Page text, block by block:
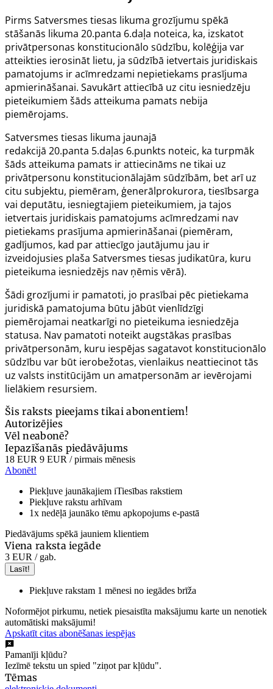
Pirms Satversmes tiesas likuma grozījumu spēkā
stāšanās likuma 20.panta 6.daļa noteica, ka, izskatot
privātpersonas konstitucionālo sūdzību, kolēģija var
atteikties ierosināt lietu, ja sūdzībā ietvertais juridiskais
pamatojums ir acīmredzami nepietiekams prasījuma
apmierināšanai. Savukārt attiecībā uz citu iesniedzēju
pieteikumiem šāds atteikuma pamats nebija
piemērojams.
Satversmes tiesas likuma jaunajā
redakcijā 20.panta 5.daļas 6.punkts noteic, ka turpmāk
šāds atteikuma pamats ir attiecināms ne tikai uz
privātpersonu konstitucionālajām sūdzībām, bet arī uz
citu subjektu, piemēram, ģenerālprokurora, tiesībsarga
vai deputātu, iesniegtajiem pieteikumiem, ja tajos
ietvertais juridiskais pamatojums acīmredzami nav
pietiekams prasījuma apmierināšanai (piemēram,
gadījumos, kad par attiecīgo jautājumu jau ir
izveidojusies plaša Satversmes tiesas judikatūra, kuru
pieteikuma iesniedzējs nav ņēmis vērā).
Šādi grozījumi ir pamatoti, jo prasībai pēc pietiekama
juridiskā pamatojuma būtu jābūt vienlīdzīgi
piemērojamai neatkarīgi no pieteikuma iesniedzēja
statusa. Nav pamatoti noteikt augstākas prasības
privātpersonām, kuru iespējas sagatavot konstitucionālo
sūdzību var būt ierobežotas, vienlaikus neattiecinot tās
uz valsts institūcijām un amatpersonām ar ievērojami
lielākiem resursiem.
Šis raksts pieejams tikai abonentiem!
Autorizējies
Vēl neabonē?
Iepazīšanās piedāvājums
18 EUR 9 EUR / pirmais mēnesis
Abonēt!
Piekļuve jaunākajiem iTiesības rakstiem
Piekļuve rakstu arhīvam
1x nedēļā jaunāko tēmu apkopojums e-pastā
Piedāvājums spēkā jauniem klientiem
Viena raksta iegāde
3 EUR / gab.
Lasīt!
Piekļuve rakstam 1 mēnesi no iegādes brīža
Noformējot pirkumu, netiek piesaistīta maksājumu karte un nenotiek
automātiski maksājumi!
Apskatīt citas abonēšanas iespējas
Pamanīji kļūdu?
Iezīmē tekstu un spied "ziņot par kļūdu".
Tēmas